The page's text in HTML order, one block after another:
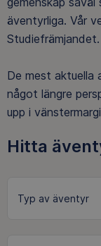
äventyrliga. Vår
De mest
något längre
upp i
Hitta